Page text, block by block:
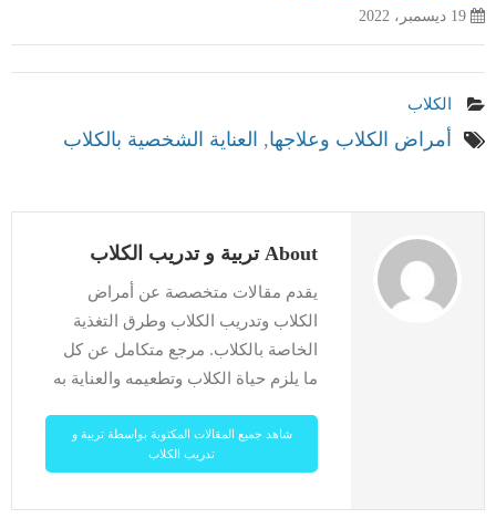
19 ديسمبر، 2022
الكلاب
أمراض الكلاب وعلاجها, العناية الشخصية بالكلاب
About تربية و تدريب الكلاب
يقدم مقالات متخصصة عن أمراض
الكلاب وتدريب الكلاب وطرق التغذية
الخاصة بالكلاب. مرجع متكامل عن كل
ما يلزم حياة الكلاب وتطعيمه والعناية به
شاهد جميع المقالات المكتوبة بواسطة تربية و
تدريب الكلاب